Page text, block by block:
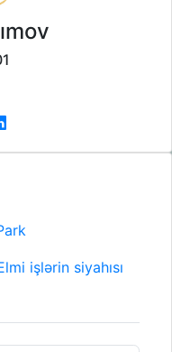
işlərin siyahısı